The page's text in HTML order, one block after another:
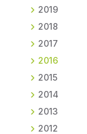
2019
2018
2017
2016
2015
2014
2013
2012